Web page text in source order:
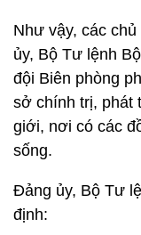
Như vậy, các
ủy, Bộ Tư lệnh
đội Biên phòng
sở chính trị, phát
giới, nơi có các
sống.
Đảng ủy, Bộ Tư
định: